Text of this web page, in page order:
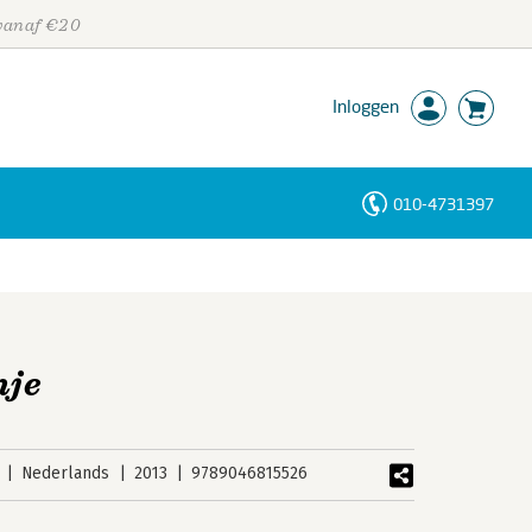
€20
Inloggen
010-4731397
Nederlands 2013 9789046815526
Personen